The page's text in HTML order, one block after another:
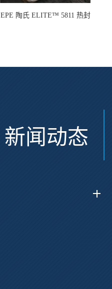
EPE 陶氏 ELITE™ 5811 热封
新闻动态